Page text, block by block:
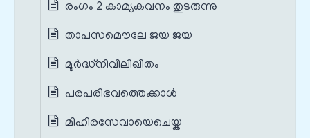
രംഗം 2 കാമ്യകവനം തുടരുന്നു
താപസമൌലേ ജയ ജയ
മൂര്‍ദ്ധ്നിവിലിഖിതം
പരപരിഭവത്തെക്കാള്‍
മിഹിരസേവായെചെയ്ക